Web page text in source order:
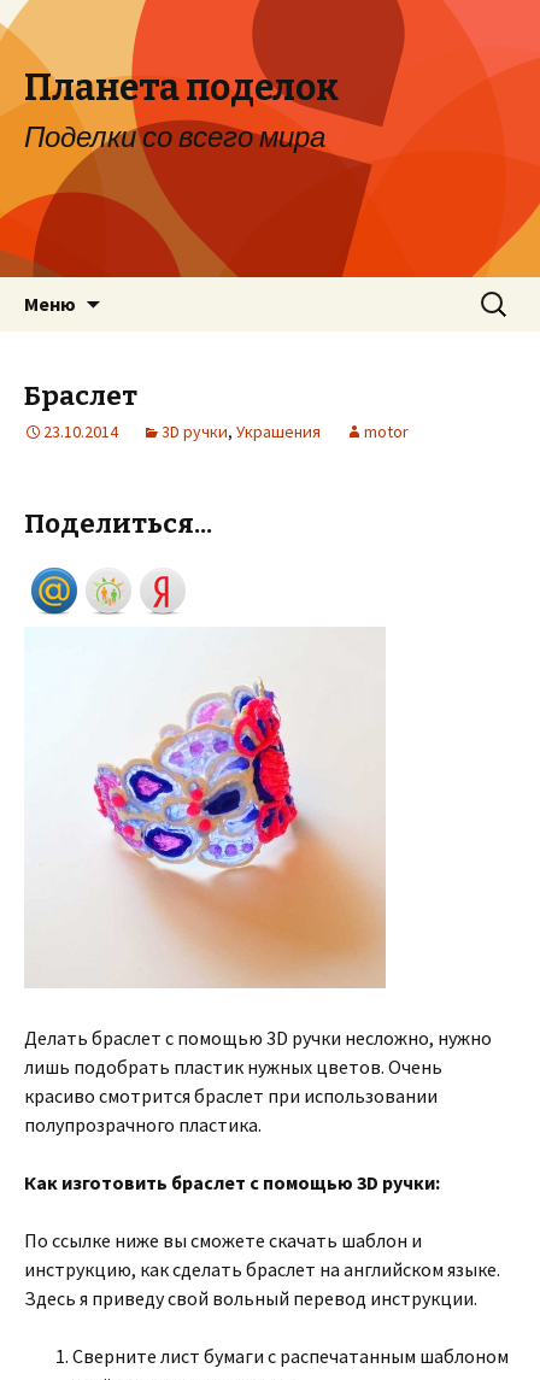
Планета поделок
Поделки со всего мира
Меню Найти:
Браслет
23.10.2014 3D ручки, Украшения motor
Поделиться...
Делать браслет с помощью 3D ручки несложно, нужно
лишь подобрать пластик нужных цветов. Очень
красиво смотрится браслет при использовании
полупрозрачного пластика.
Как изготовить браслет с помощью 3D ручки:
По ссылке ниже вы сможете скачать шаблон и
инструкцию, как сделать браслет на английском языке.
Здесь я приведу свой вольный перевод инструкции.
Сверните лист бумаги с распечатанным шаблоном